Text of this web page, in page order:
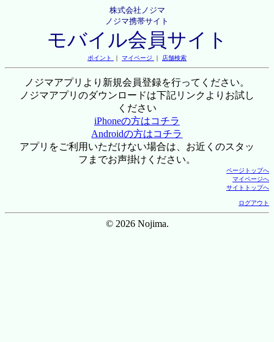
株式会社ノジマ
ノジマ携帯サイト
モバイル会員サイト
ポイント ｜ マイページ ｜ 店舗検索
ノジマアプリより新規会員登録を行ってください。
ノジマアプリのダウンロードは下記リンクよりお試し
ください
iPhoneの方はコチラ
Androidの方はコチラ
アプリをご利用いただけない場合は、お近くのスタッ
フまでお声掛けください。
ページトップへ
マイページへ
サイトトップへ
ログアウト
© 2026 Nojima.